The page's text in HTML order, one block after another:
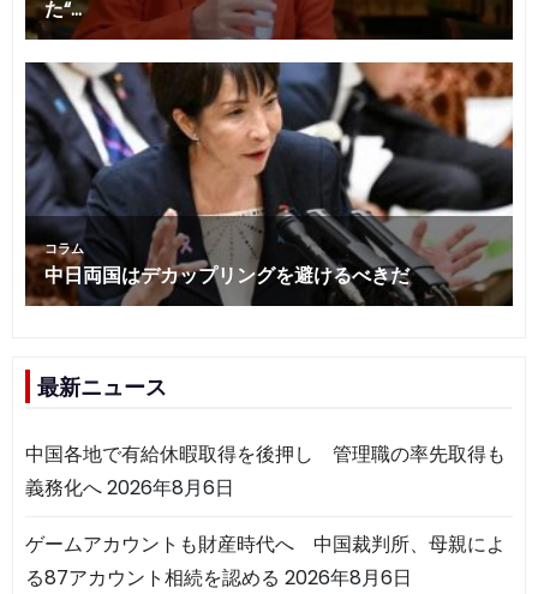
最新ニュース
中国各地で有給休暇取得を後押し 管理職の率先取得も
義務化へ2026年8月6日
ゲームアカウントも財産時代へ 中国裁判所、母親によ
る87アカウント相続を認める 2026年8月6日